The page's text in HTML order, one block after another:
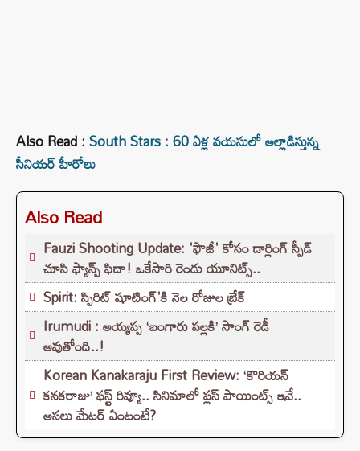
Also Read :South Stars : 60 ఏళ్ల వయసులో అల్లాడిస్తున్న
సీనియర్ హీరోలు
Also Read
Fauzi Shooting Update: 'ఫౌజీ' కోసం డార్లింగ్ స్పీడ్
చూసి ఫ్యాన్స్ ఫిదా! ఒకేసారి రెండు యూనిట్స్..
Spirit: స్పిరిట్ షూటింగ్'కి నెల రోజుల బ్రేక్
Irumudi : అయ్యప్ప ‘బంగారు పల్లకి’ సాంగ్ రెడీ
అవుతోంది..!
Korean Kanakaraju First Review: ‘కొరియన్
కనకరాజు’ ఫస్ట్ రివ్యూ.. సినిమాలో ప్లస్ పాయింట్స్ ఇవే..
అసలు మేటర్ ఏంటంటే?